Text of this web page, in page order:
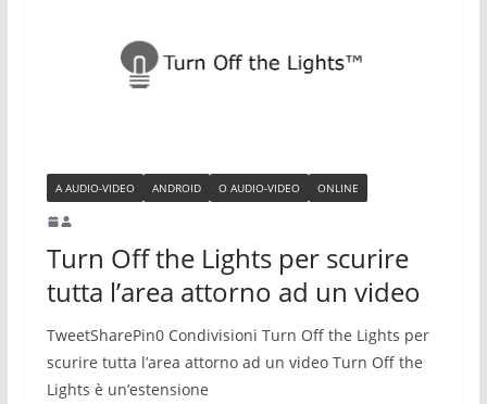
A AUDIO-VIDEO ANDROID O AUDIO-VIDEO ONLINE
Turn Off the Lights per scurire
tutta l’area attorno ad un video
TweetSharePin0 Condivisioni Turn Off the Lights per
scurire tutta l’area attorno ad un video Turn Off the
Lights è un’estensione